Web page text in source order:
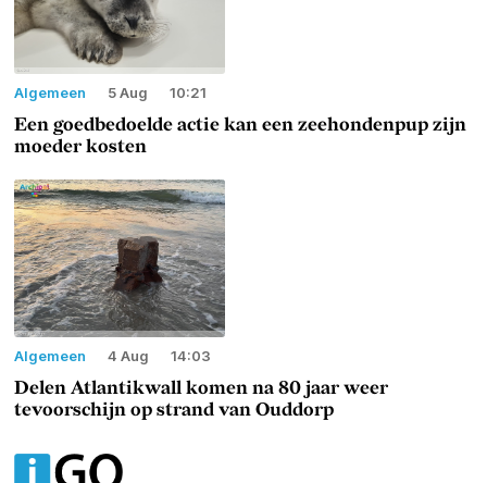
Algemeen 5 Aug 10:21
Een goedbedoelde actie kan een zeehondenpup zijn
moeder kosten
Algemeen 4 Aug 14:03
Delen Atlantikwall komen na 80 jaar weer
tevoorschijn op strand van Ouddorp